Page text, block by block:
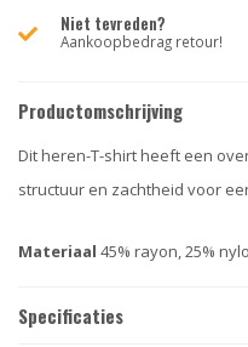
Niet tevreden?
Aankoopbedrag retour!
Productomschrijving
Dit heren-T-shirt heeft een
structuur en zachtheid voor
Materiaal 45% rayon, 25%
Specificaties